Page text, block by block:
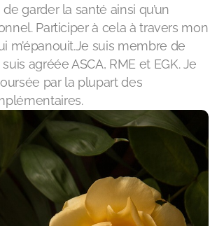
garder la santé ainsi qu’un
Participer à cela à travers mon
m’épanouit.Je suis membre de
agréée ASCA, RME et EGK. Je
par la plupart des